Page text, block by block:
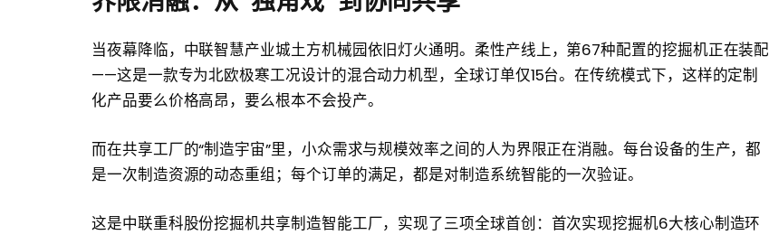
当夜幕降临，中联智慧产业城土方机械园依旧灯火通明。柔性产线上，第67种配置的挖掘机正在装配
——这是一款专为北欧极寒工况设计的混合动力机型，全球订单仅15台。在传统模式下，这样的定制
化产品要么价格高昂，要么根本不会投产。
而在共享工厂的“制造宇宙”里，小众需求与规模效率之间的人为界限正在消融。每台设备的生产，都
是一次制造资源的动态重组；每个订单的满足，都是对制造系统智能的一次验证。
这是中联重科股份挖掘机共享制造智能工厂，实现了三项全球首创：首次实现挖掘机6大核心制造环